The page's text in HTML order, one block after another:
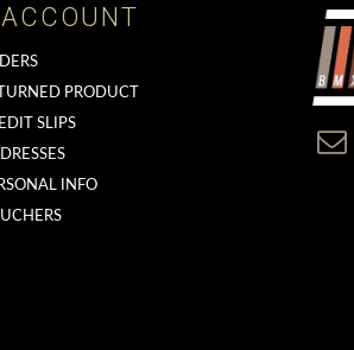
PRODUCT
SLIPS
INFO